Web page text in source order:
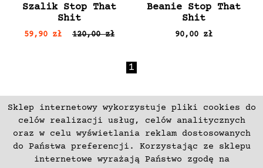
Sklep internetowy wykorzystuje pliki cookies do
celów realizacji usług, celów analitycznych
oraz w celu wyświetlania reklam dostosowanych
do Państwa preferencji. Korzystając ze sklepu
internetowe wyrażają Państwo zgodę na
Szalik Stop That
Shit
59,90 zł 120,00 zł
Beanie Stop That
Shit
90,00 zł
1
ZAPISZ SIĘ
Płatności
Zwroty i Reklamacje